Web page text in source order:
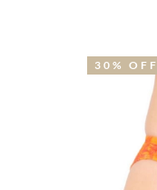
30% OFF